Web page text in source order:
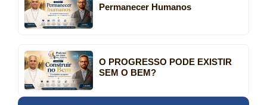
Permanecer Humanos
O PROGRESSO PODE EXISTIR
SEM O BEM?